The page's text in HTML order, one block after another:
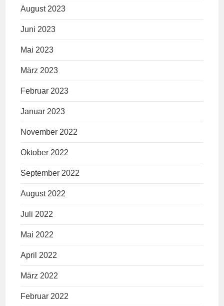
August 2023
Juni 2023
Mai 2023
März 2023
Februar 2023
Januar 2023
November 2022
Oktober 2022
September 2022
August 2022
Juli 2022
Mai 2022
April 2022
März 2022
Februar 2022